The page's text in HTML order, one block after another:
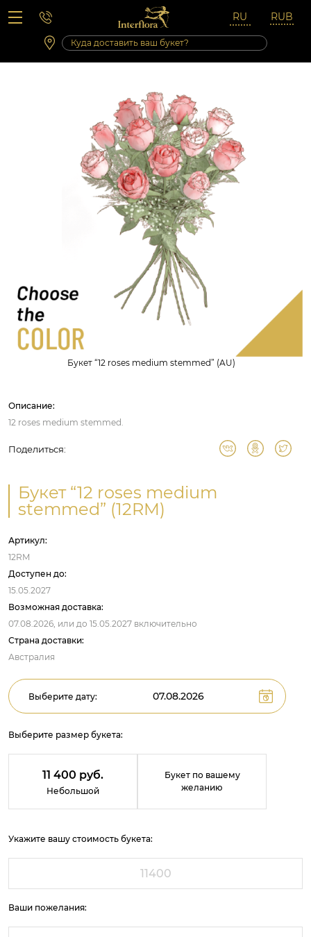
Вопросы-ответы
Сб 10:00 ‐ 14:00
Выходные и праздничные дни
Букет “12 roses medium stemmed” (AU)
Описание:
12 roses medium stemmed.
Поделиться:
Букет “12 roses medium
stemmed” (12RM)
Артикул:
12RM
Доступен до:
15.05.2027
Возможная доставка:
07.08.2026, или до 15.05.2027 включительно
Страна доставки:
Австралия
Выберите дату:
Выберите размер букета:
11 400 руб.
Небольшой
Букет по вашему
желанию
Укажите вашу стоимость букета:
Ваши пожелания: